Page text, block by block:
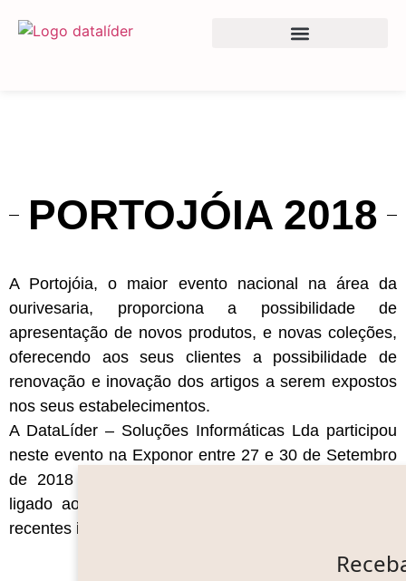
PORTOJÓIA 2018
A Portojóia, o maior evento nacional na área da
ourivesaria, proporciona a possibilidade de
apresentação de novos produtos, e novas coleções,
oferecendo aos seus clientes a possibilidade de
renovação e inovação dos artigos a serem expostos
nos seus estabelecimentos.
A DataLíder – Soluções Informáticas Lda participou
neste evento na Exponor entre 27 e 30 de Setembro
de 2018 para mostrar o seu software de gestão
ligado ao ramo da ourivesaria com todas as suas
recentes inovações.